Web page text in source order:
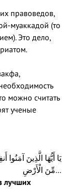
правоведов,
муаккадой (то
Это дело,
можно считать
ученые
يَا أَيُّهَا الَّذِينَ
مِّنَ الْأَرْضِ…
лучших